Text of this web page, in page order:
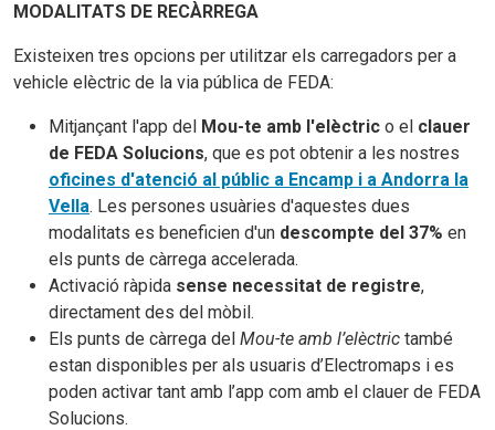
MODALITATS DE RECÀRREGA
Existeixen tres opcions per utilitzar els carregadors per a
vehicle elèctric de la via pública de FEDA:
Mitjançant l'app del Mou-te amb l'elèctric o el clauer
de FEDA Solucions, que es pot obtenir a les nostres
oficines d'atenció al públic a Encamp i a Andorra la
Vella. Les persones usuàries d'aquestes dues
modalitats es beneficien d'un descompte del 37% en
els punts de càrrega accelerada.
Activació ràpida sense necessitat de registre,
directament des del mòbil.
Els punts de càrrega del Mou-te amb l’elèctric també
estan disponibles per als usuaris d’Electromaps i es
poden activar tant amb l’app com amb el clauer de FEDA
Solucions.